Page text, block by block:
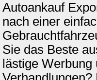
Autoankauf
nach einer
Sie das Beste
lästige